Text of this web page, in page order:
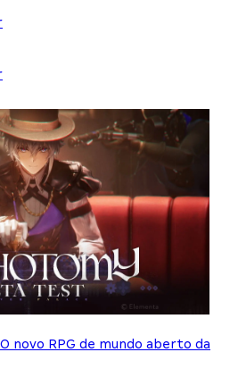
novo RPG de mundo aberto da